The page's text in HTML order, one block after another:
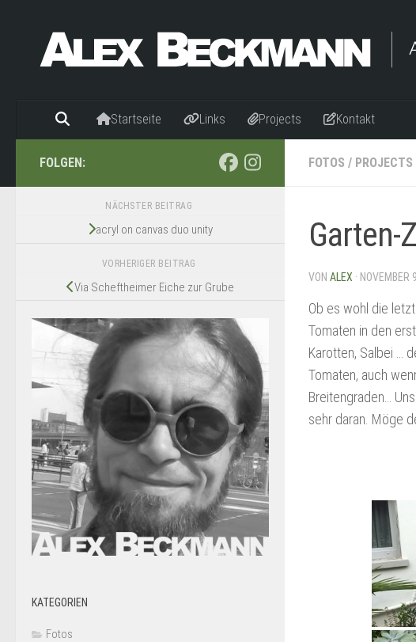
Startseite Links Projects Kontakt
FOTOS / PROJECTS
Garten-
VON ALEX · NOVEMBER
Ob es wohl die
Tomaten in den
Karotten, Salbei …
Tomaten, auch
Breitengraden…
sehr daran. Möge
FOLGEN:
NÄCHSTER BEITRAG
acryl on canvas duo unity
VORHERIGER BEITRAG
Via Scheftheimer Eiche zur Grube
KATEGORIEN
Fotos